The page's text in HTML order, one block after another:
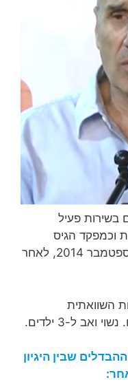
בשירות פעיל
וכמפקד הגיס
הצפוני. הוא פרש משירות פעיל בספטמבר 2014, לאחר
השוואתית
ל-3 ילדים.
שבין היגיון